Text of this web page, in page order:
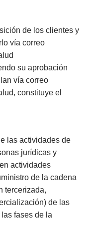
de los clientes y
vía correo
su aprobación
vía correo
constituye el
las actividades de
jurídicas y
actividades
de la cadena
tercerizada,
de las
fases de la